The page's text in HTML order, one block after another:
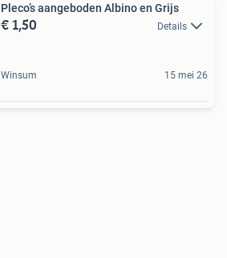
Pleco’s aangeboden Albino en Grijs
€ 1,50 Details
Winsum 15 mei 26